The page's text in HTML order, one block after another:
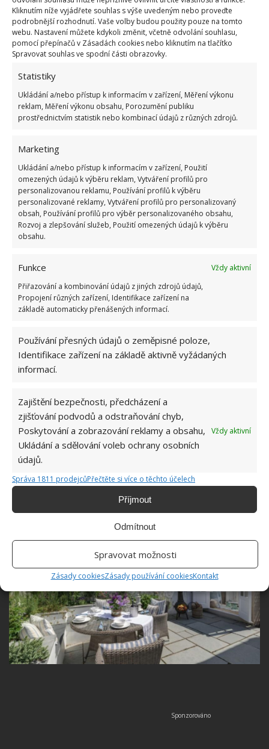
Kliknutím níže vyjádřete souhlas s výše uvedeným nebo proveďte
podrobnější rozhodnutí. Vaše volby budou použity pouze na tomto
webu. Nastavení můžete kdykoli změnit, včetně odvolání souhlasu,
pomocí přepínačů v Zásadách cookies nebo kliknutím na tlačítko
Spravovat souhlas ve spodní části obrazovky.
Statistiky
Ukládání a/nebo přístup k informacím v zařízení, Měření výkonu
reklam, Měření výkonu obsahu, Porozumění publiku
prostřednictvím statistik nebo kombinací údajů z různých zdrojů.
Marketing
Ukládání a/nebo přístup k informacím v zařízení, Použití
omezených údajů k výběru reklam, Vytváření profilů pro
personalizovanou reklamu, Používání profilů k výběru
personalizované reklamy, Vytváření profilů pro personalizovaný
obsah, Používání profilů pro výběr personalizovaného obsahu,
Rozvoj a zlepšování služeb, Použití omezených údajů k výběru
obsahu.
Funkce
Vždy aktivní
Přiřazování a kombinování údajů z jiných zdrojů údajů,
Propojení různých zařízení, Identifikace zařízení na
základě automaticky přenášených informací.
Používání přesných údajů o zeměpisné poloze,
Identifikace zařízení na základě aktivně vyžádaných
informací.
Zajištění bezpečnosti, předcházení a
zjišťování podvodů a odstraňování chyb,
Poskytování a zobrazování reklamy a obsahu,
Ukládání a sdělování voleb ochrany osobních
údajů.
Vždy aktivní
Správa 1811 prodejcůPřečtěte si více o těchto účelech
Příjmout
Odmítnout
Spravovat možnosti
Zásady cookiesZásady používání cookiesKontakt
vše vybírat skutečně pečlivě, ve stylu, který se do
starého domu hodí, aby se podařilo dobře propojit
historii a současnost, staré a nové. Zajímavé je také
barvami jsou světlé odstíny bílé, béžové a hnědé.
Nápadité jsou i další dekorace, jako například
závěsy či osvětlení.